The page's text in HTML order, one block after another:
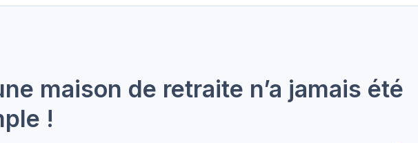
maison de retraite n’a jamais été
!